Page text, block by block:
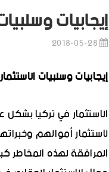
إيجابيات
2018-05-28
إيجابيات وسلبيات
الاستثمار في تركيا
لاستثمار أموالهم
المرافقة لهذه